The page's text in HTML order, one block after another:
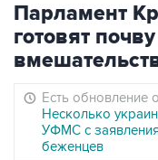
Парламент
готовят
Есть обновление
Несколько
УФМС с
беженцев